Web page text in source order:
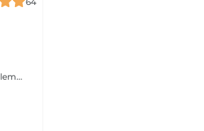
Lash Lifting coréen nouveauté Sublimez votre regard naturellement grâce à cette technique innovante inspirée de la beauté coréenne. Les cils sont délicatement rehaussés dès la racine puis teintés pour intensifier le regard et révéler toute leur beauté. Regard plus ouvert et lumineux Effet de cils visiblement plus longs Teinture incluse pour un effet plus intense Apporte du volume et de la densité Résultat naturel et élégant Sans extensions ni entretien contraignant Tenue jusqu'à 6 à 8 semaines Idéal pour celles qui souhaitent un regard frais, sophistiqué et parfaitement mis en valeur dès le réveil, sans mascara. Durée : 1h15